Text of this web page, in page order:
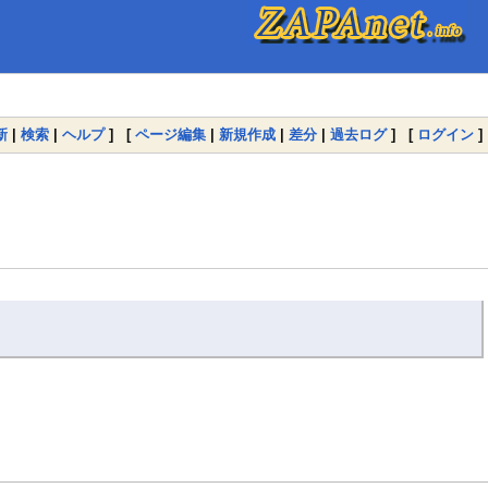
| 検索 | ヘルプ] [ ページ編集 | 新規作成 | 差分 | 過去ログ] [ ログイン ]